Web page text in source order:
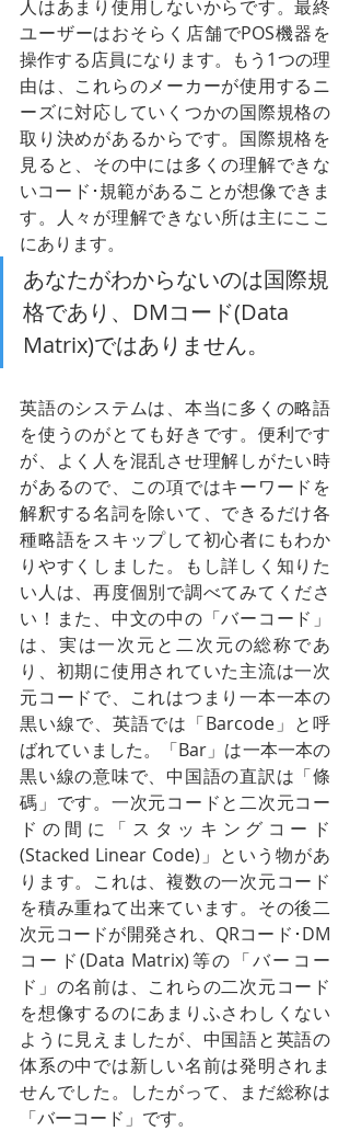
人はあまり使用しないからです。最終
ユーザーはおそらく店舗でPOS機器を
操作する店員になります。もう1つの理
由は、これらのメーカーが使用するニ
ーズに対応していくつかの国際規格の
取り決めがあるからです。国際規格を
見ると、その中には多くの理解できな
いコード･規範があることが想像できま
す。人々が理解できない所は主にここ
にあります。
あなたがわからないのは国際規
格であり、DMコード(Data
Matrix)ではありません。
英語のシステムは、本当に多くの略語
を使うのがとても好きです。便利です
が、よく人を混乱させ理解しがたい時
があるので、この項ではキーワードを
解釈する名詞を除いて、できるだけ各
種略語をスキップして初心者にもわか
りやすくしました。もし詳しく知りた
い人は、再度個別で調べてみてくださ
い！また、中文の中の「バーコード」
は、実は一次元と二次元の総称であ
り、初期に使用されていた主流は一次
元コードで、これはつまり一本一本の
黒い線で、英語では「Barcode」と呼
ばれていました。「Bar」は一本一本の
黒い線の意味で、中国語の直訳は「條
碼」です。一次元コードと二次元コー
ドの間に「スタッキングコード
(Stacked Linear Code)」という物があ
ります。これは、複数の一次元コード
を積み重ねて出来ています。その後二
次元コードが開発され、QRコード･DM
コード(Data Matrix)等の「バーコー
ド」の名前は、これらの二次元コード
を想像するのにあまりふさわしくない
ように見えましたが、中国語と英語の
体系の中では新しい名前は発明されま
せんでした。したがって、まだ総称は
「バーコード」です。